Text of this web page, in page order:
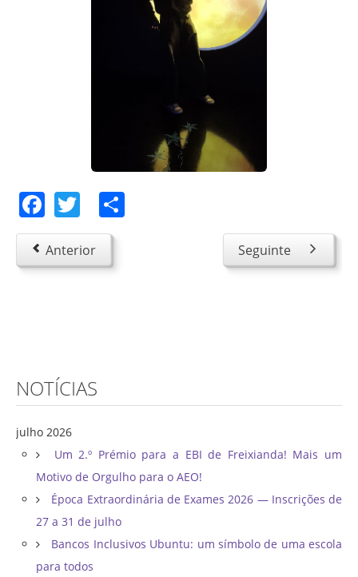
Facebook
Twitter
Anterior Seguinte
NOTÍCIAS
julho 2026
Um 2.º Prémio para a EBI de Freixianda! Mais um
Motivo de Orgulho para o AEO!
Época Extraordinária de Exames 2026 — Inscrições de
27 a 31 de julho
Bancos Inclusivos Ubuntu: um símbolo de uma escola
para todos